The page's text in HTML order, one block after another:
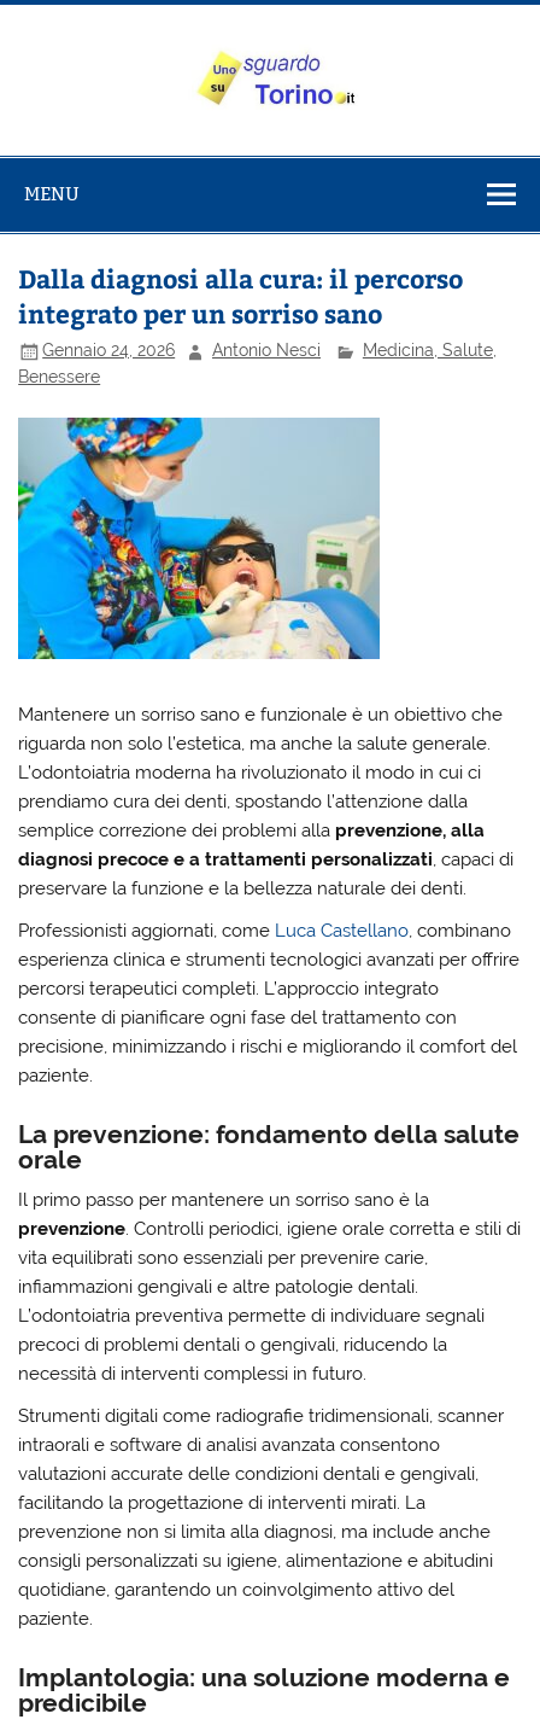
Salta
su Torino
MENU
Dalla diagnosi alla cura: il percorso
integrato per un sorriso sano
Gennaio 24, 2026 Antonio Nesci
Medicina, Salute,
Benessere
Mantenere un sorriso sano e funzionale è un obiettivo che
riguarda non solo l’estetica, ma anche la salute generale.
L’odontoiatria moderna ha rivoluzionato il modo in cui ci
prendiamo cura dei denti, spostando l’attenzione dalla
semplice correzione dei problemi alla prevenzione, alla
diagnosi precoce e a trattamenti personalizzati, capaci di
preservare la funzione e la bellezza naturale dei denti.
Professionisti aggiornati, come Luca Castellano, combinano
esperienza clinica e strumenti tecnologici avanzati per offrire
percorsi terapeutici completi. L’approccio integrato
consente di pianificare ogni fase del trattamento con
precisione, minimizzando i rischi e migliorando il comfort del
paziente.
La prevenzione: fondamento della salute
orale
Il primo passo per mantenere un sorriso sano è la
prevenzione. Controlli periodici, igiene orale corretta e stili di
vita equilibrati sono essenziali per prevenire carie,
infiammazioni gengivali e altre patologie dentali.
L’odontoiatria preventiva permette di individuare segnali
precoci di problemi dentali o gengivali, riducendo la
necessità di interventi complessi in futuro.
Strumenti digitali come radiografie tridimensionali, scanner
intraorali e software di analisi avanzata consentono
valutazioni accurate delle condizioni dentali e gengivali,
facilitando la progettazione di interventi mirati. La
prevenzione non si limita alla diagnosi, ma include anche
consigli personalizzati su igiene, alimentazione e abitudini
quotidiane, garantendo un coinvolgimento attivo del
paziente.
Implantologia: una soluzione moderna e
predicibile